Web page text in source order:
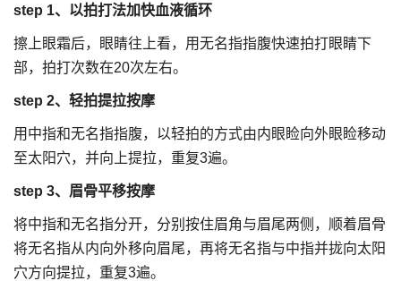
step 1、以拍打法加快血液循环
擦上眼霜后，眼睛往上看，用无名指指腹快速拍打眼睛下
部，拍打次数在20次左右。
step 2、轻拍提拉按摩
用中指和无名指指腹，以轻拍的方式由内眼睑向外眼睑移动
至太阳穴，并向上提拉，重复3遍。
step 3、眉骨平移按摩
将中指和无名指分开，分别按住眉角与眉尾两侧，顺着眉骨
将无名指从内向外移向眉尾，再将无名指与中指并拢向太阳
穴方向提拉，重复3遍。